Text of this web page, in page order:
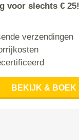
voor slechts € 25!
verzendingen
BEKIJK & BOEK